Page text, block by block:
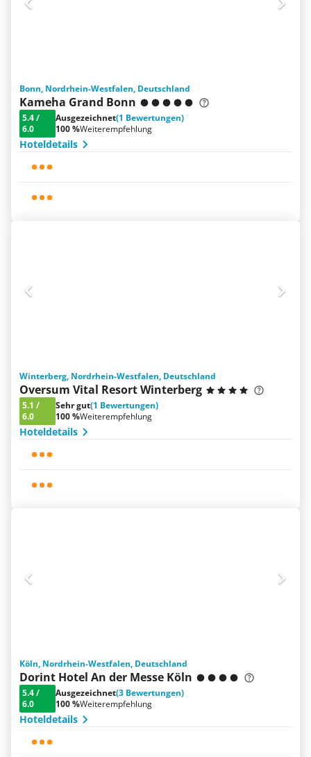
Bonn, Nordrhein-Westfalen, Deutschland
Kameha Grand Bonn
5.4/
6.0
Ausgezeichnet(1 Bewertungen)
100 %Weiterempfehlung
Hoteldetails
Winterberg, Nordrhein-Westfalen, Deutschland
Oversum Vital Resort Winterberg
5.1 /
6.0
Sehr gut(1 Bewertungen)
100 %Weiterempfehlung
Hoteldetails
Köln, Nordrhein-Westfalen, Deutschland
Dorint Hotel An der Messe Köln
5.4/
6.0
Ausgezeichnet(3 Bewertungen)
100 %Weiterempfehlung
Hoteldetails